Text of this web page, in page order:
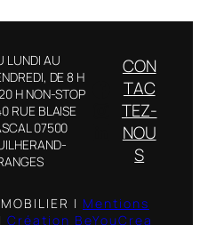
LUNDI AU
DE 8 H
H NON-STOP
RUE BLAISE
07500
Facebook
Instagram
LinkedIn
CON
TAC
TEZ-
NOU
S
| Mentions
Création BeYouCrea